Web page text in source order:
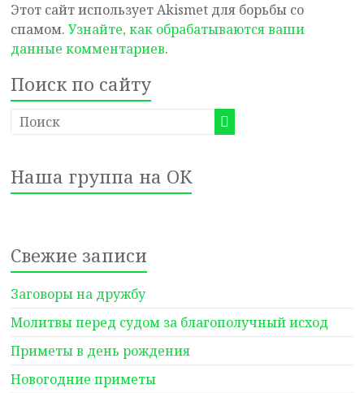
Этот сайт использует Akismet для борьбы со
спамом.Узнайте, как обрабатываются ваши
данные комментариев.
Поиск по сайту
Наша группа на ОК
Свежие записи
Заговоры на дружбу
Молитвы перед судом за благополучный исход
Приметы в день рождения
Новогодние приметы